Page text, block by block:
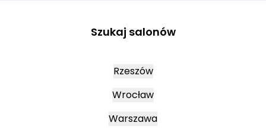
Szukaj salonów
Rzeszów
Wrocław
Warszawa